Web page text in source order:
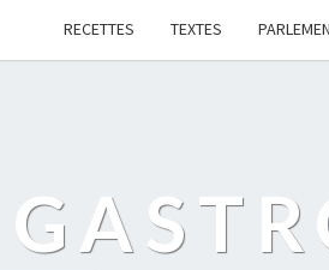
RECETTES TEXTES